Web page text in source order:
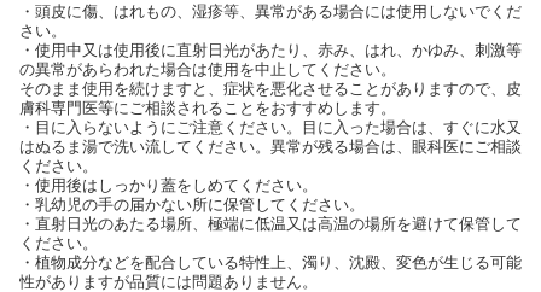
・頭皮に傷、はれもの、湿疹等、異常がある場合には使用しないでくだ
さい。
・使用中又は使用後に直射日光があたり、赤み、はれ、かゆみ、刺激等
の異常があらわれた場合は使用を中止してください。
そのまま使用を続けますと、症状を悪化させることがありますので、皮
膚科専門医等にご相談されることをおすすめします。
・目に入らないようにご注意ください。目に入った場合は、すぐに水又
はぬるま湯で洗い流してください。異常が残る場合は、眼科医にご相談
ください。
・使用後はしっかり蓋をしめてください。
・乳幼児の手の届かない所に保管してください。
・直射日光のあたる場所、極端に低温又は高温の場所を避けて保管して
ください。
・植物成分などを配合している特性上、濁り、沈殿、変色が生じる可能
性がありますが品質には問題ありません。